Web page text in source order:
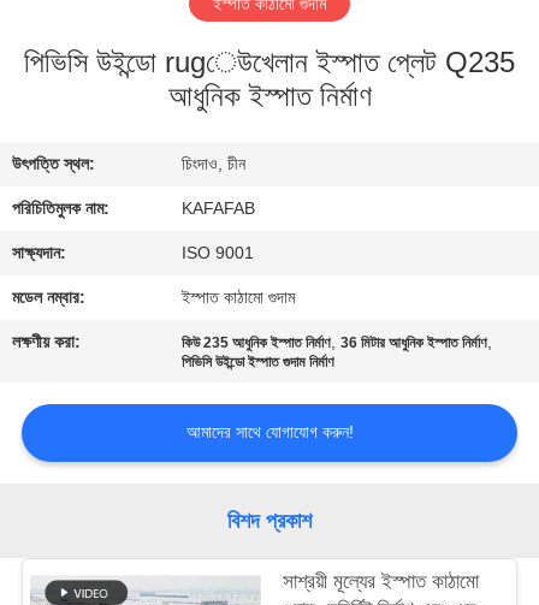
আমাদের
কারখানা
পরিদর্শন
গুণমান
নিয়ন্ত্রণ
আমাদের
সাথে
ইস্পাত কাঠামো গুদাম
পিভিসি উইন্ডো rugেউখেলান ইস্পাত প্লেট Q235
আধুনিক ইস্পাত নির্মাণ
উৎপত্তি স্থল: চিংদাও, চীন
পরিচিতিমুলক নাম: KAFAFAB
সাক্ষ্যদান: ISO 9001
মডেল নম্বার: ইস্পাত কাঠামো গুদাম
লক্ষণীয় করা: কিউ 235 আধুনিক ইস্পাত নির্মাণ,36 মিটার আধুনিক ইস্পাত নির্মাণ,
পিভিসি উইন্ডো ইস্পাত গুদাম নির্মাণ
আমাদের সাথে যোগাযোগ করুন!
বিশদ প্রকাশ
সাশ্রয়ী মূল্যের ইস্পাত কাঠামো